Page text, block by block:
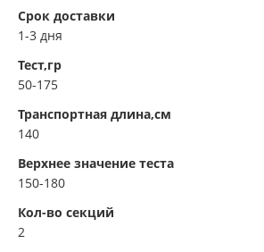
Срок доставки
1-3 дня
Тест,гр
50-175
Транспортная длина,см
140
Верхнее значение теста
150-180
Кол-во секций
2